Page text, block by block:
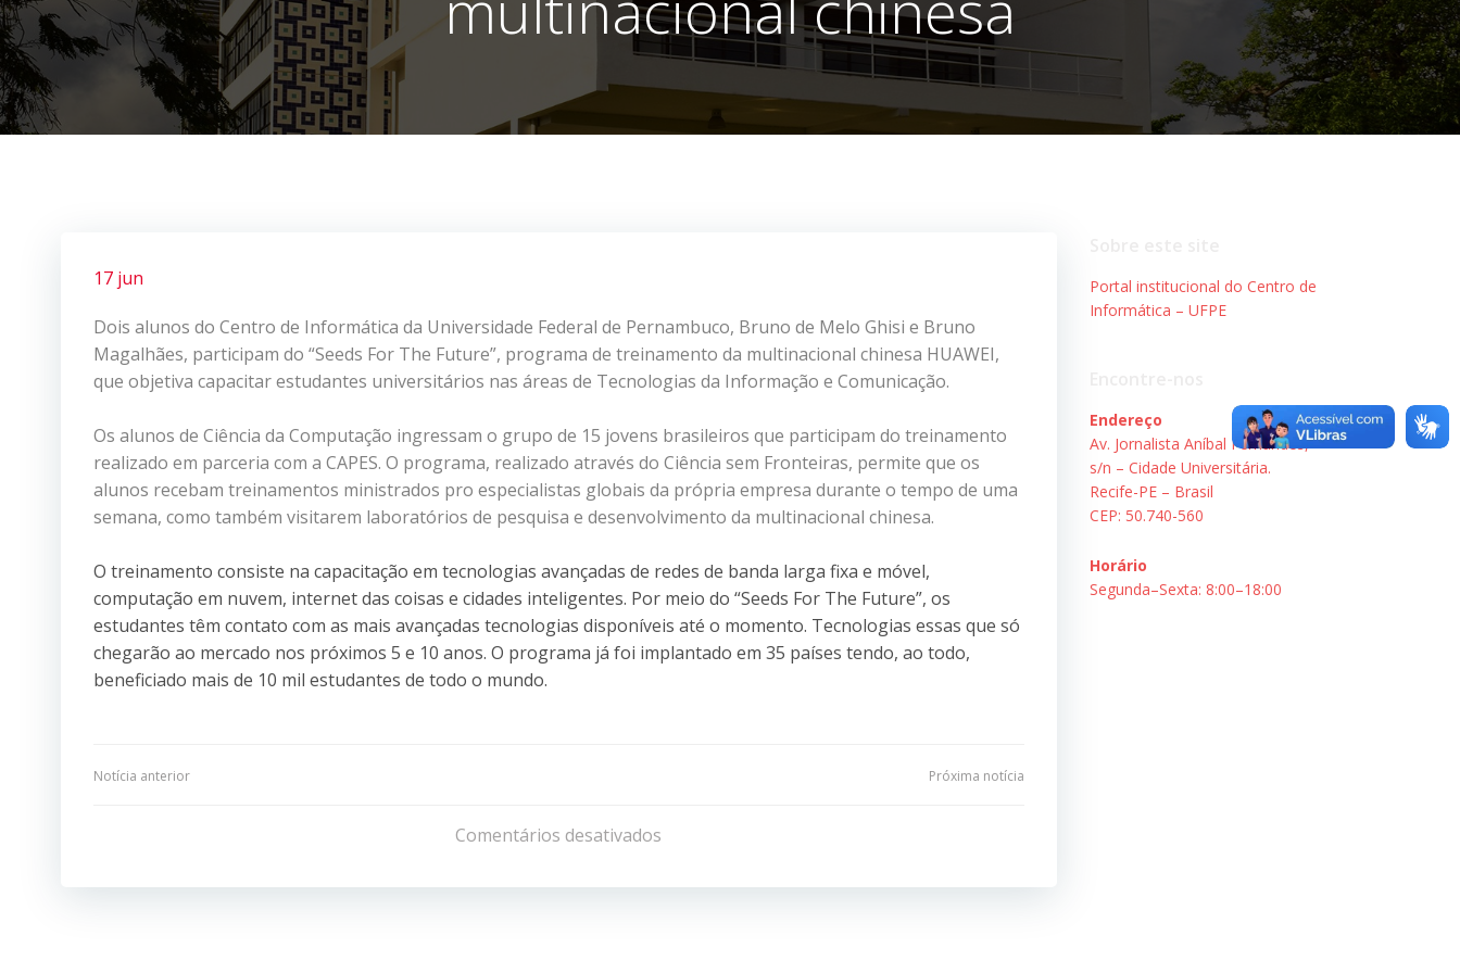
17 jun
Dois alunos do Centro de Informática da Universidade Federal de Pernambuco, Bruno de Melo Ghisi e Bruno
Magalhães, participam do “Seeds For The Future”, programa de treinamento da multinacional chinesa HUAWEI,
que objetiva capacitar estudantes universitários nas áreas de Tecnologias da Informação e Comunicação.
Os alunos de Ciência da Computação ingressam o grupo de 15 jovens brasileiros que participam do treinamento
realizado em parceria com a CAPES. O programa, realizado através do Ciência sem Fronteiras, permite que os
alunos recebam treinamentos ministrados pro especialistas globais da própria empresa durante o tempo de uma
semana, como também visitarem laboratórios de pesquisa e desenvolvimento da multinacional chinesa.
O treinamento consiste na capacitação em tecnologias avançadas de redes de banda larga fixa e móvel,
computação em nuvem, internet das coisas e cidades inteligentes. Por meio do “Seeds For The Future”, os
estudantes têm contato com as mais avançadas tecnologias disponíveis até o momento. Tecnologias essas que só
chegarão ao mercado nos próximos 5 e 10 anos. O programa já foi implantado em 35 países tendo, ao todo,
beneficiado mais de 10 mil estudantes de todo o mundo.
Navegação
Post
Notícia anterior
de
Post
Próxima notícia
Comentários desativados
Portal institucional do Centro de
Informática – UFPE
Endereço
Av. Jornalista Aníbal Fernandes,
s/n – Cidade Universitária.
Recife-PE – Brasil
CEP: 50.740-560
Horário
Segunda–Sexta: 8:00–18:00